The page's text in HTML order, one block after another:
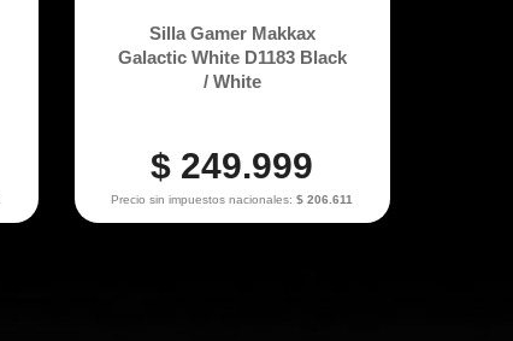
Silla Gamer Makkax
Galactic White D1183 Black
/ White
$ 249.999
Precio sin impuestos nacionales:$ 206.611